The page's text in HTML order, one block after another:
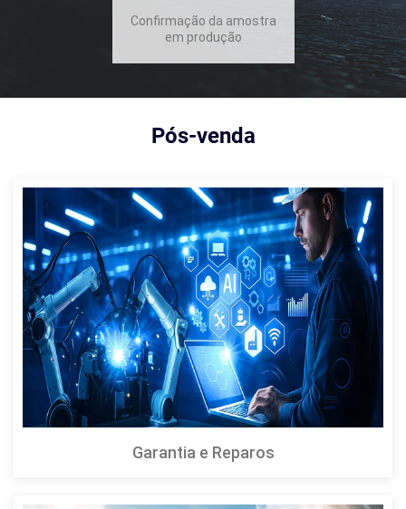
Confirmação da amostra
em produção
Pós-venda
Garantia e Reparos